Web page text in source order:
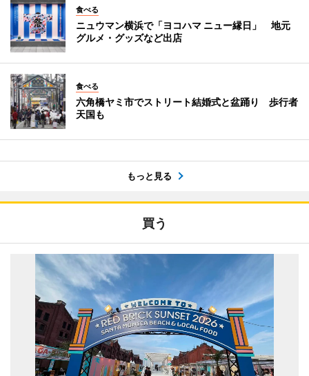
食べる
ニュウマン横浜で「ヨコハマ ニュー縁日」 地元
グルメ・グッズなど出店
食べる
六角橋ヤミ市でストリート結婚式と盆踊り 歩行者
天国も
もっと見る
買う